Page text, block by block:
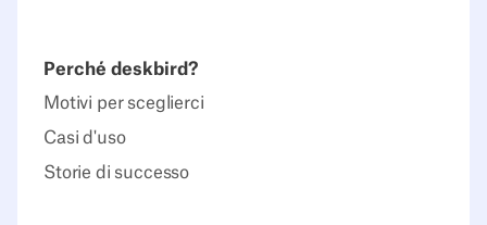
Perché deskbird?
Motivi per sceglierci
Casi d'uso
Storie di successo